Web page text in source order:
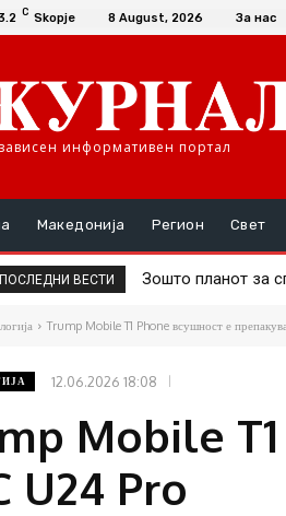
C Skopje 8 August, 2026 За нас
информативен портал
Македонија Регион Свет
ПОСЛЕДНИ ВЕСТИ Премиерот
Зошто планот за
Trump Mobile T1 Phone всушност е
12.06.2026 18:08
Mobile T1
U24 Pro